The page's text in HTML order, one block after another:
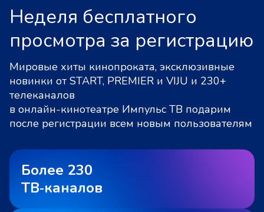
Неделя бесплатного
просмотра за регистрацию
Мировые хиты кинопроката, эксклюзивные
новинки от START, PREMIER и VIJU и 230+
телеканалов
в онлайн-кинотеатре Импульс ТВ подарим
после регистрации всем новым пользователям
Более 230
ТВ‑каналов